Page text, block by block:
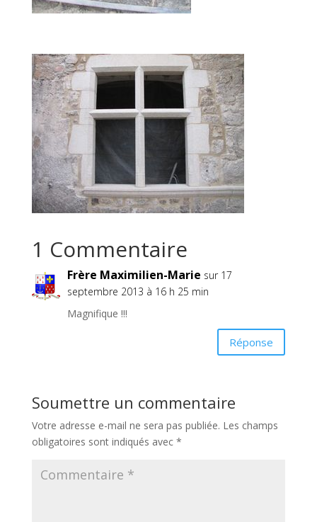
1 Commentaire
Frère Maximilien-Marie sur 17
septembre 2013 à 16 h 25 min
Magnifique !!!
Réponse
Soumettre un commentaire
Votre adresse e-mail ne sera pas publiée. Les champs
obligatoires sont indiqués avec *